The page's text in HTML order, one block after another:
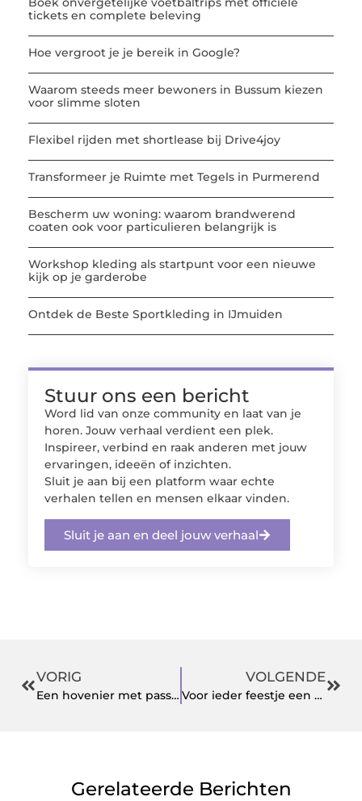
tickets en complete beleving
Hoe vergroot je je bereik in Google?
Waarom steeds meer bewoners in Bussum kiezen
voor slimme sloten
Flexibel rijden met shortlease bij Drive4joy
Transformeer je Ruimte met Tegels in Purmerend
Bescherm uw woning: waarom brandwerend
coaten ook voor particulieren belangrijk is
Workshop kleding als startpunt voor een nieuwe
kijk op je garderobe
Ontdek de Beste Sportkleding in IJmuiden
Stuur ons een bericht
Word lid van onze community en laat van je
horen. Jouw verhaal verdient een plek.
Inspireer, verbind en raak anderen met jouw
ervaringen, ideeën of inzichten.
Sluit je aan bij een platform waar echte
verhalen tellen en mensen elkaar vinden.
Sluit je aan en deel jouw verhaal
VORIG
Een hovenier met passie voor uw tuin in Roosendaal
VOLGENDE
Voor ieder feestje een frisse coupe
Gerelateerde Berichten